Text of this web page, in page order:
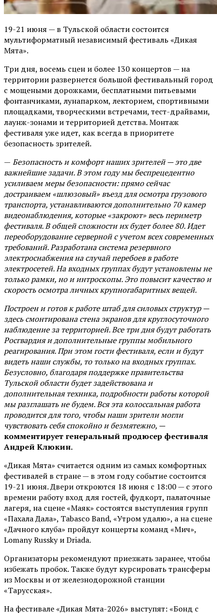
19-21 июня — в Тульской области состоится
мультиформатный независимый фестиваль «Дикая
Мята».
Три дня, восемь сцен и более 130 концертов — на
территории развернется большой фестивальный город
с мощеными дорожками, бесплатными питьевыми
фонтанчиками, лунапарком, лекторием, спортивными
площадками, творческими встречами, тест-драйвами,
лаунж-зонами и территорией детства. Монтаж
фестиваля уже идет, как всегда в приоритете
безопасность зрителей.
— Безопасность и комфорт наших зрителей — это две
важнейшие задачи. В этом году мы беспрецедентно
усиливаем меры безопасности: прямо сейчас
достраиваем «шлюзовый» въезд для осмотра грузового
транспорта, устанавливаются дополнительно 70 камер
видеонаблюдения, которые «закроют» весь периметр
фестиваля. В общей сложности их будет более 80. Идет
переоборудование серверной с учетом всех современных
требований. Разработана система резервного
электроснабжения на случай перебоев в работе
электросетей. На входных группах будут установлены не
только рамки, но и интроскопы. Это повысит качество и
скорость осмотра личных крупногабаритных вещей.
Построен и готов к работе штаб для силовых структур —
здесь смонтирована стена экранов для круглосуточного
наблюдение за территорией. Все три дня будут работать
Росгвардия и дополнительные группы мобильного
реагирования. При этом гости фестиваля, если и будут
видеть наши службы, то только на входных группах.
Безусловно, благодаря поддержке правительства
Тульской области будет задействована и
дополнительная техника, подробности работы которой
мы разглашать не будем. Вся эта колоссальная работа
проводится для того, чтобы наши зрители могли
чувствовать себя спокойно и безмятежно, —
комментирует генеральный продюсер фестиваля
Андрей Клюкин.
«Дикая Мята» считается одним из самых комфортных
фестивалей в стране — в этом году событие состоится
19-21 июня. Двери откроются 18 июня с 18:00 — с этого
времени работу вход для гостей, фудкорт, палаточные
лагеря, на сцене «Маяк» состоятся выступления групп
«Пахала Дала», Tabasco Band, «Утром удалю», а на сцене
«Дачного клуба» пройдут концерты команд «Мич»,
Lomany Russky и Driada.
Организаторы рекомендуют приезжать заранее, чтобы
избежать пробок. Также будут курсировать трансферы
из Москвы и от железнодорожной станции
«Тарусская».
На фестивале «Дикая Мята-2026» выступят: «Бонд с